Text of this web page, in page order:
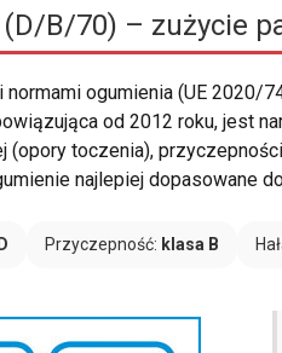
(D/B/70) – zużycie
ogumienia (UE 2020/
od 2012 roku, jest
toczenia),
najlepiej dopasowane
Przyczepność: klasa B